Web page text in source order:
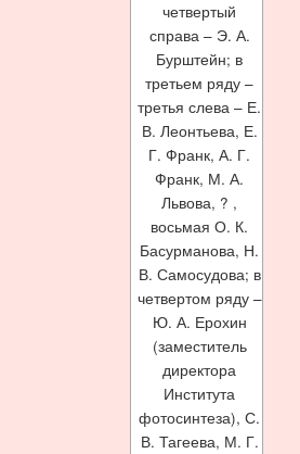
четвертый
справа – Э. А.
Бурштейн; в
третьем ряду –
третья слева – Е.
В. Леонтьева, Е.
Г. Франк, А. Г.
Франк, М. А.
Львова, ? ,
восьмая О. К.
Басурманова, Н.
В. Самосудова; в
четвертом ряду –
Ю. А. Ерохин
(заместитель
директора
Института
фотосинтеза), С.
В. Тагеева, М. Г.